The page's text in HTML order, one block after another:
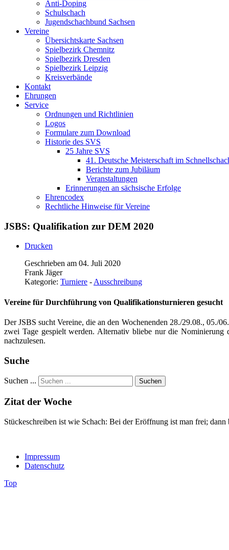
Anti-Doping
Schulschach
Jugendschachbund Sachsen
Vereine
Übersichtskarte Sachsen
Spielbezirk Chemnitz
Spielbezirk Dresden
Spielbezirk Leipzig
Kreisverbände
Kontakt
Ehrungen
Service
Ordnungen und Richtlinien
Logos
Formulare zum Download
Historie des SVS
25 Jahre SVS
41. Deutsche Meisterschaft im
Berichte zum Jubiläum
Veranstaltungen
Erinnerungen an sächsische Erfolge
Ehrencodex
Rechtliche Hinweise für Vereine
JSBS: Qualifikation zur DEM 2020
Drucken
Geschrieben am 04. Juli 2020
Frank Jäger
Kategorie: Turniere - Ausschreibung
Vereine für Durchführung von Qualifikationsturnieren gesucht
Der JSBS sucht Vereine, die an den Wochenenden 28./29.08., 05./
zwei Tage gespielt werden. Alternativ bliebe nur die
nachzulesen.
Suche
Suchen ... Suchen
Zitat der Woche
Stückeschreiben ist wie Schach: Bei der Eröffnung ist man frei;
Impressum
Datenschutz
Top